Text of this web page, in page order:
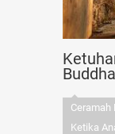
Buddha
Ceramah
Ketika